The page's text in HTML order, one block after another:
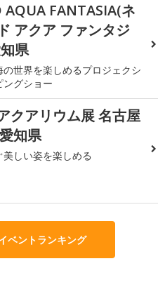
AQUA FANTASIA(ネ
アクア ファンタジ
県
の世界を楽しめるプロジェクシ
ングショー
クアリウム展 名古屋
知県
美しい姿を楽しめる
ベントランキング